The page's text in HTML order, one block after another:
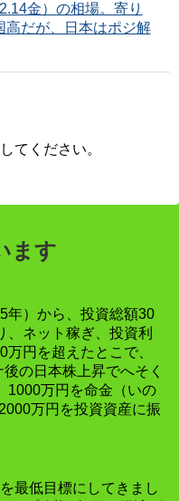
金）の相場。寄り
だが、日本はポジ解
してください。
ます
年）から、投資総額30
、ネット稼ぎ、投資利
円を超えたとこで、
の日本株上昇でへそく
1000万円を命金（いの
万円を投資資産に振
最低目標にしてきまし